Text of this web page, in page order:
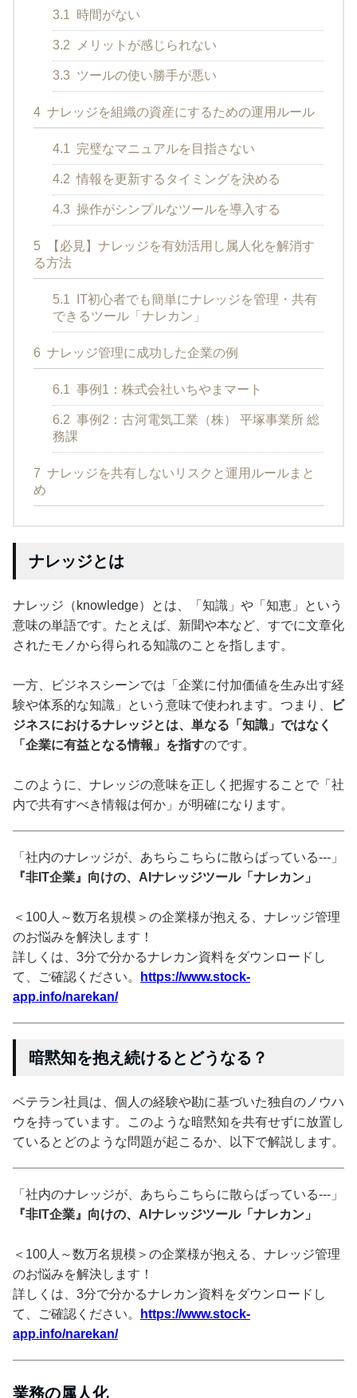
3.1 時間がない
3.2 メリットが感じられない
3.3 ツールの使い勝手が悪い
4 ナレッジを組織の資産にするための運用ルール
4.1 完璧なマニュアルを目指さない
4.2 情報を更新するタイミングを決める
4.3 操作がシンプルなツールを導入する
5
【必見】ナレッジを有効活用し属人化を解消す
る方法
5.1
IT初心者でも簡単にナレッジを管理・共有
できるツール「ナレカン」
6 ナレッジ管理に成功した企業の例
6.1 事例1：株式会社いちやまマート
6.2 事例2：古河電気工業（株） 平塚事業所 総
務課
7 ナレッジを共有しないリスクと運用ルールまと
め
ナレッジとは
ナレッジ（knowledge）とは、「知識」や「知恵」という
意味の単語です。たとえば、新聞や本など、すでに文章化
されたモノから得られる知識のことを指します。
一方、ビジネスシーンでは「企業に付加価値を生み出す経
験や体系的な知識」という意味で使われます。つまり、
ビ
ジネスにおけるナレッジとは、単なる「知識」ではなく
「企業に有益となる情報」を指すのです。
このように、ナレッジの意味を正しく把握することで「社
内で共有すべき情報は何か」が明確になります。
「社内のナレッジが、あちらこちらに散らばっている---」
『非IT企業』向けの、AIナレッジツール「ナレカン」
＜100人～数万名規模＞の企業様が抱える、ナレッジ管理
のお悩みを解決します！
詳しくは、3分で分かるナレカン資料をダウンロードし
て、ご確認ください。
https://www.stock-
app.info/narekan/
暗黙知を抱え続けるとどうなる？
ベテラン社員は、個人の経験や勘に基づいた独自のノウハ
ウを持っています。このような暗黙知を共有せずに放置し
ているとどのような問題が起こるか、以下で解説します。
「社内のナレッジが、あちらこちらに散らばっている---」
『非IT企業』向けの、AIナレッジツール「ナレカン」
＜100人～数万名規模＞の企業様が抱える、ナレッジ管理
のお悩みを解決します！
詳しくは、3分で分かるナレカン資料をダウンロードし
て、ご確認ください。
https://www.stock-
app.info/narekan/
業務の属人化